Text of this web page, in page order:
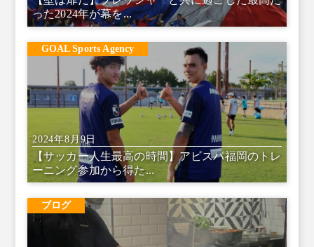
った2024年が幕を...
GOAL Sports Agency
2024年8月9日
【サッカー人生最高の時間】アビスパ福岡のトレ
ーニング参加から得た...
ブログ